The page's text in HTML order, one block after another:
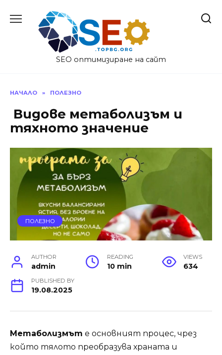
SEO оптимизиране на сайт
НАЧАЛО » ПОЛЕЗНО
Видове метаболизъм и
тяхното значение
ПОЛЕЗНО
AUTHOR
admin
READING
10 min
VIEWS
634
PUBLISHED BY
19.08.2025
Метаболизмът е основният процес, чрез
който тялото преобразува храната и